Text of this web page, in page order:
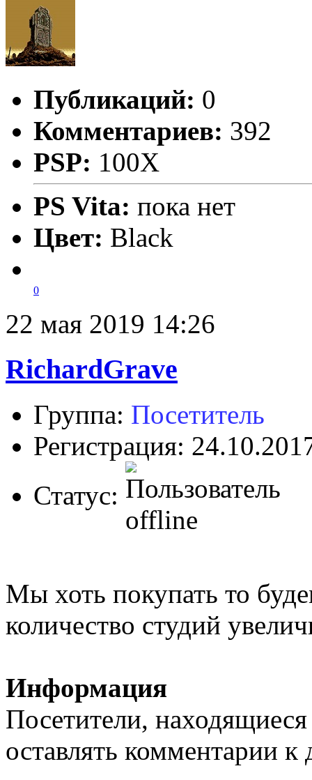
Публикаций: 0
Комментариев: 392
PSP: 100X
PS Vita: пока нет
Цвет: Black
0
22 мая 2019 14:26
RichardGrave
Группа: Посетитель
Регистрация:
Статус:
Мы хоть покупать то
количество студий
Информация
Посетители,
оставлять комментарии